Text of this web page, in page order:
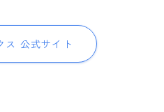
ス 公式サイト